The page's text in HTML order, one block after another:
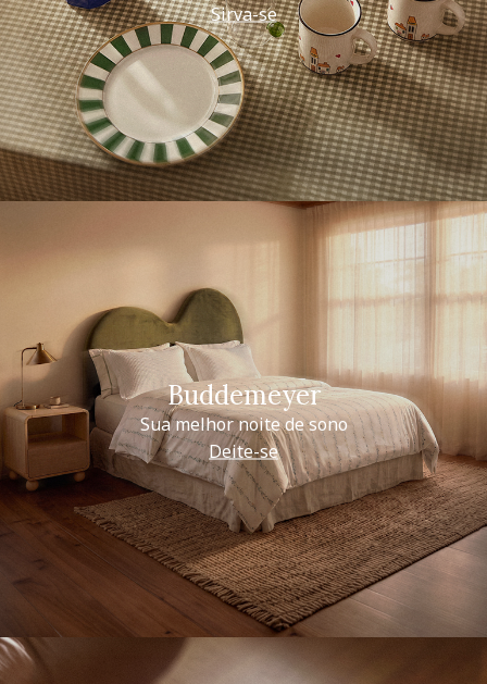
Sirva-se
Buddemeyer
Sua melhor noite de sono
Deite-se